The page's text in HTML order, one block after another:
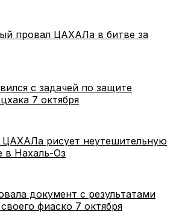
провал ЦАХАЛа в битве за
с задачей по защите
7 октября
ЦАХАЛа рисует неутешительную
в Нахаль-Оз
документ с результатами
фиаско 7 октября